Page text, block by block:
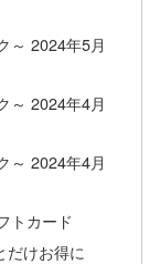
～ 2024年5月
～ 2024年4月
～ 2024年4月
トカード
だけお得に